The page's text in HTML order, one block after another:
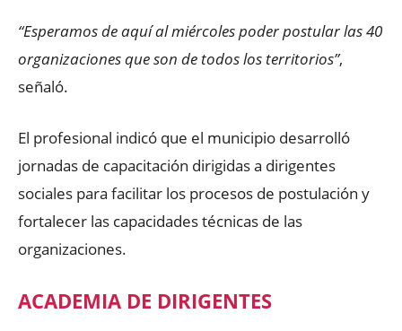
“Esperamos de aquí al miércoles poder postular las 40
organizaciones que son de todos los territorios”,
señaló.
El profesional indicó que el municipio desarrolló
jornadas de capacitación dirigidas a dirigentes
sociales para facilitar los procesos de postulación y
fortalecer las capacidades técnicas de las
organizaciones.
ACADEMIA DE DIRIGENTES